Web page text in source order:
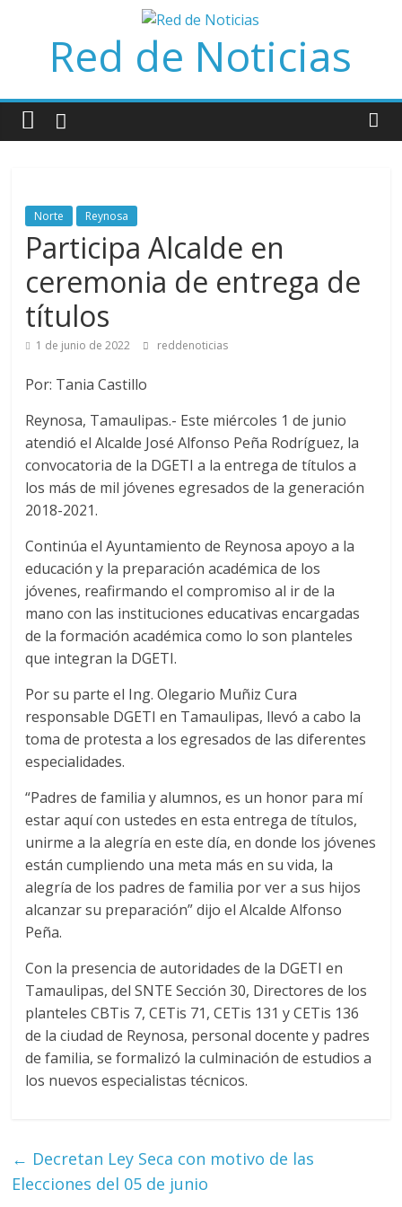
contenidoRed de Noticias
Norte Reynosa
Participa Alcalde en
ceremonia de entrega de
títulos
1 de junio de 2022 reddenoticias
Por: Tania Castillo
Reynosa, Tamaulipas.- Este miércoles 1 de junio
atendió el Alcalde José Alfonso Peña Rodríguez, la
convocatoria de la DGETI a la entrega de títulos a
los más de mil jóvenes egresados de la generación
2018-2021.
Continúa el Ayuntamiento de Reynosa apoyo a la
educación y la preparación académica de los
jóvenes, reafirmando el compromiso al ir de la
mano con las instituciones educativas encargadas
de la formación académica como lo son planteles
que integran la DGETI.
Por su parte el Ing. Olegario Muñiz Cura
responsable DGETI en Tamaulipas, llevó a cabo la
toma de protesta a los egresados de las diferentes
especialidades.
“Padres de familia y alumnos, es un honor para mí
estar aquí con ustedes en esta entrega de títulos,
unirme a la alegría en este día, en donde los jóvenes
están cumpliendo una meta más en su vida, la
alegría de los padres de familia por ver a sus hijos
alcanzar su preparación” dijo el Alcalde Alfonso
Peña.
Con la presencia de autoridades de la DGETI en
Tamaulipas, del SNTE Sección 30, Directores de los
planteles CBTis 7, CETis 71, CETis 131 y CETis 136
de la ciudad de Reynosa, personal docente y padres
de familia, se formalizó la culminación de estudios a
los nuevos especialistas técnicos.
← Decretan Ley Seca con motivo de las
Elecciones del 05 de junio